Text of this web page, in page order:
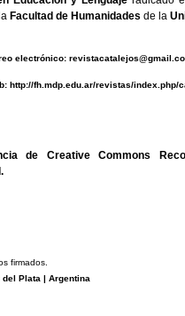
Facultad de Humanidades de la
electrónico:
http://fh.mdp.edu.ar/revistas/index.php/
de Creative Commons
.
firmados.
del Plata | Argentina